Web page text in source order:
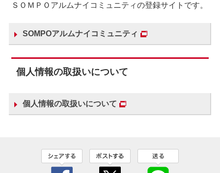
ＳＯＭＰＯアルムナイコミュニティの登録サイトです。
SOMPOアルムナイコミュニティ
個人情報の取扱いについて
個人情報の取扱いについて